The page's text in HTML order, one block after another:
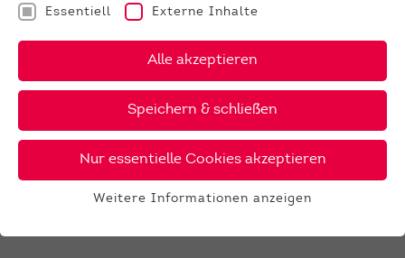
UNTERNEHMEN News
Zuchtviehauktion Alsfeld am
17. Januar 2024
findet in Alsfeld die nächste Zuchtviehauktion für
Essentiell Externe Inhalte
Alle akzeptieren
Speichern & schließen
Nur essentielle Cookies akzeptieren
Weitere Informationen anzeigen